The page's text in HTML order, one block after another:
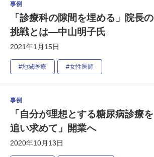
事例
「診療科の隙間を埋める」院長の
挑戦とは―中山明子氏
2021年1月15日
#地域医療 #女性医師
事例
「自分が理想とする糖尿病診療を
追い求めて」開業へ
2020年10月13日